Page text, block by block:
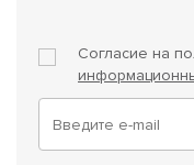
Согласие на